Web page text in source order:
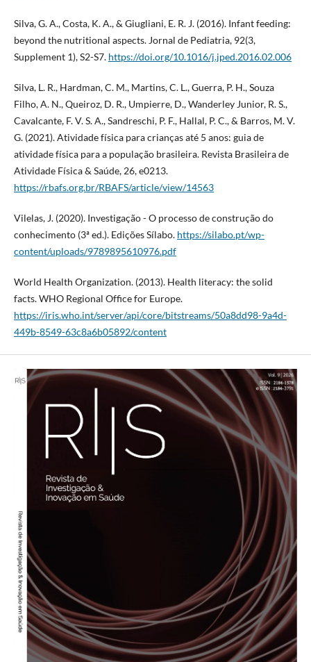
Silva, G. A., Costa, K. A., & Giugliani, E. R. J. (2016). Infant feeding:
beyond the nutritional aspects. Jornal de Pediatria, 92(3,
Supplement 1), S2-S7. https://doi.org/10.1016/j.jped.2016.02.006
Silva, L. R., Hardman, C. M., Martins, C. L., Guerra, P. H., Souza
Filho, A. N., Queiroz, D. R., Umpierre, D., Wanderley Junior, R. S.,
Cavalcante, F. V. S. A., Sandreschi, P. F., Hallal, P. C., & Barros, M. V.
G. (2021). Atividade física para crianças até 5 anos: guia de
atividade física para a população brasileira. Revista Brasileira de
Atividade Física & Saúde, 26, e0213.
https://rbafs.org.br/RBAFS/article/view/14563
Vilelas, J. (2020). Investigação - O processo de construção do
conhecimento (3ª ed.). Edições Sílabo. https://silabo.pt/wp-
content/uploads/9789895610976.pdf
World Health Organization. (2013). Health literacy: the solid
facts. WHO Regional Office for Europe.
https://iris.who.int/server/api/core/bitstreams/50a8dd98-9a4d-
449b-8549-63c8a6b05892/content